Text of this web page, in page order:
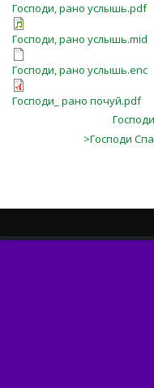
Господи, рано услышь.pdf
Господи, рано услышь.mid
Господи, рано услышь.enc
Господи_ рано почуй.pdf
>Господи